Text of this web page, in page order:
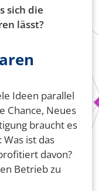
sich die
lässt?
Ideen parallel
Chance, Neues
braucht es
ist das
davon?
Betrieb zu